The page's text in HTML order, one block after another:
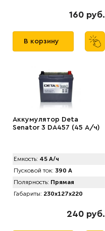
160 руб.
В корзину
Аккумулятор Deta
Senator 3 DA457 (45 А/ч)
Емкость: 45 А/ч
Пусковой ток: 390 А
Полярность: Прямая
Габариты: 230x127x220
240 руб.